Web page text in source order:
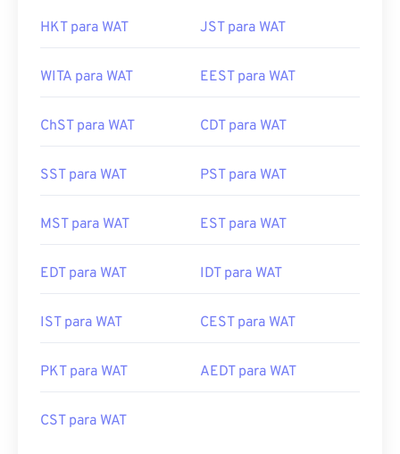
HKT para WAT JST para WAT
WITA para WAT EEST para WAT
ChST para WAT CDT para WAT
SST para WAT PST para WAT
MST para WAT EST para WAT
EDT para WAT IDT para WAT
IST para WAT CEST para WAT
PKT para WAT AEDT para WAT
CST para WAT